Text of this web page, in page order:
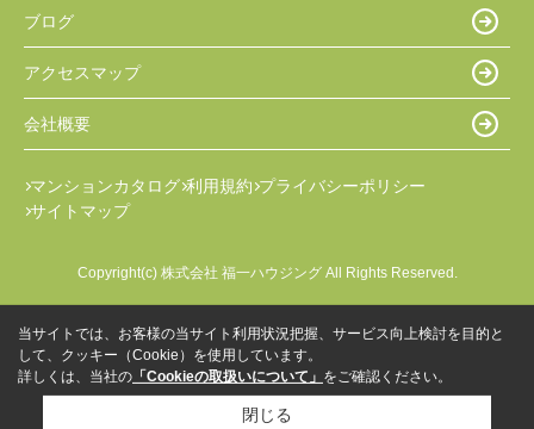
ブログ
アクセスマップ
会社概要
マンションカタログ 利用規約 プライバシーポリシー
サイトマップ
Copyright(c) 株式会社 福一ハウジング All Rights Reserved.
当サイトでは、お客様の当サイト利用状況把握、サービス向上検討を目的と
して、クッキー（Cookie）を使用しています。
詳しくは、当社の 「Cookieの取扱いについて」 をご確認ください。
閉じる